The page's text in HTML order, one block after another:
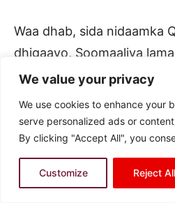
We value your privacy
We use cookies to enhance your
serve personalized ads or
By clicking "Accept All", you
Customize Reject All
Waa dhab, sida nidaamka
dhigaayo, Soomaaliya
Wasaayadda Qaramada
“Nidaamka Wasaayadda
dhul soo noqday xubin
xiriirka dalalkaas iyo
dhaqaa nidaamka